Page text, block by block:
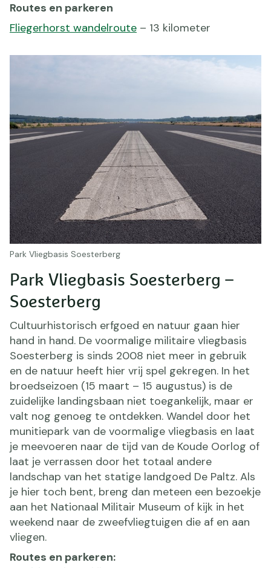
Routes en parkeren
Fliegerhorst wandelroute – 13 kilometer
Park Vliegbasis Soesterberg
Park Vliegbasis Soesterberg –
Soesterberg
Cultuurhistorisch erfgoed en natuur gaan hier
hand in hand. De voormalige militaire vliegbasis
Soesterberg is sinds 2008 niet meer in gebruik
en de natuur heeft hier vrij spel gekregen. In het
broedseizoen (15 maart – 15 augustus) is de
zuidelijke landingsbaan niet toegankelijk, maar er
valt nog genoeg te ontdekken. Wandel door het
munitiepark van de voormalige vliegbasis en laat
je meevoeren naar de tijd van de Koude Oorlog of
laat je verrassen door het totaal andere
landschap van het statige landgoed De Paltz. Als
je hier toch bent, breng dan meteen een bezoekje
aan het Nationaal Militair Museum of kijk in het
weekend naar de zweefvliegtuigen die af en aan
vliegen.
Routes en parkeren: